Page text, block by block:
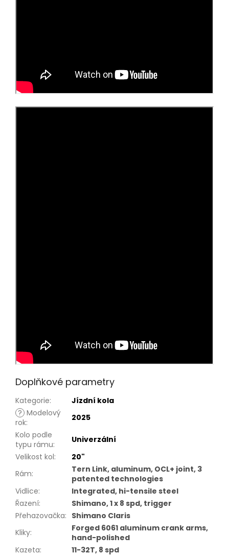
Doplňkové parametry
Kategorie:
Jízdní kola
? Modelový
rok:
2025
Kolo podle
typu rámu:
Univerzální
Velikost kol:
20"
Rám:
Tern Link, aluminum, OCL+ joint, 3
patented technologies
Vidlice:
Integrated, hi-tensile steel
Řazení:
Shimano, 1 x 8 spd, trigger
Přehazovačka: Shimano Claris
Kliky:
Forged 6061 aluminum crank arms,
hand-polished
Kazeta:
11-32T, 8 spd